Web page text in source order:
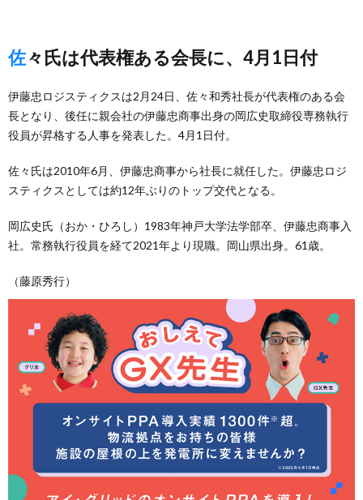
佐々氏は代表権ある会長に、4月1日付
伊藤忠ロジスティクスは2月24日、佐々和秀社長が代表権のある会
長となり、後任に親会社の伊藤忠商事出身の岡広史取締役専務執行
役員が昇格する人事を発表した。4月1日付。
佐々氏は2010年6月、伊藤忠商事から社長に就任した。伊藤忠ロジ
スティクスとしては約12年ぶりのトップ交代となる。
岡広史氏（おか・ひろし）1983年神戸大学法学部卒、伊藤忠商事入
社。常務執行役員を経て2021年より現職。岡山県出身。61歳。
（藤原秀行）